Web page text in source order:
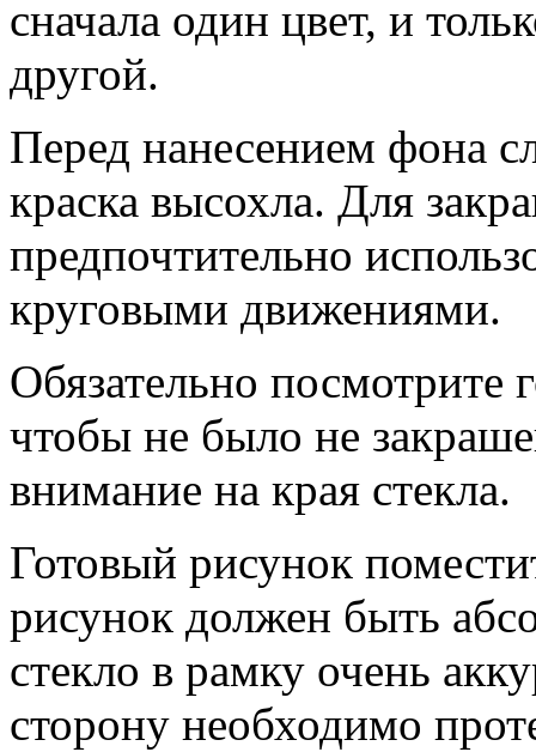
сначала один цвет, и
другой.
Перед нанесением фона
краска высохла. Для
предпочтительно
круговыми движениями.
Обязательно посмотрите
чтобы не было не
внимание на края стекла.
Готовый рисунок
рисунок должен быть
стекло в рамку очень
сторону необходимо